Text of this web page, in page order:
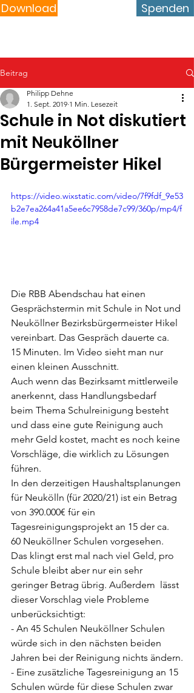
Download Spenden
Beitrag
Schule in Not diskutiert
mit Neuköllner
Bürgermeister Hikel
Philipp Dehne
1. Sept. 2019 1 Min. Lesezeit
https://video.wixstatic.com/video/7f9fdf_9e53
b2e7ea264a41a5ee6c7958de7c99/360p/mp4/f
ile.mp4
Die RBB Abendschau hat einen
Gesprächstermin mit Schule in Not und
Neuköllner Bezirksbürgermeister Hikel
vereinbart. Das Gespräch dauerte ca.
15 Minuten. Im Video sieht man nur
einen kleinen Ausschnitt.
Auch wenn das Bezirksamt mittlerweile
anerkennt, dass Handlungsbedarf
beim Thema Schulreinigung besteht
und dass eine gute Reinigung auch
mehr Geld kostet, macht es noch keine
Vorschläge, die wirklich zu Lösungen
führen.
In den derzeitigen Haushaltsplanungen
für Neukölln (für 2020/21) ist ein Betrag
von 390.000€ für ein
Tagesreinigungsprojekt an 15 der ca.
60 Neuköllner Schulen vorgesehen.
Das klingt erst mal nach viel Geld, pro
Schule bleibt aber nur ein sehr
geringer Betrag übrig. Außerdem  lässt
dieser Vorschlag viele Probleme
unberücksichtigt:
- An 45 Schulen Neuköllner Schulen
würde sich in den nächsten beiden
Jahren bei der Reinigung nichts ändern.
- Eine zusätzliche Tagesreinigung an 15
Schulen würde für diese Schulen zwar